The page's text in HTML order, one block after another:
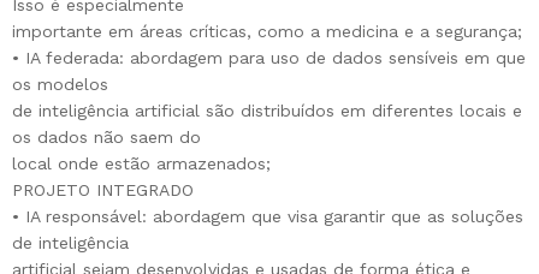
Isso é especialmente
importante em áreas críticas, como a medicina e a segurança;
• IA federada: abordagem para uso de dados sensíveis em que
os modelos
de inteligência artificial são distribuídos em diferentes locais e
os dados não saem do
local onde estão armazenados;
PROJETO INTEGRADO
• IA responsável: abordagem que visa garantir que as soluções
de inteligência
artificial sejam desenvolvidas e usadas de forma ética e